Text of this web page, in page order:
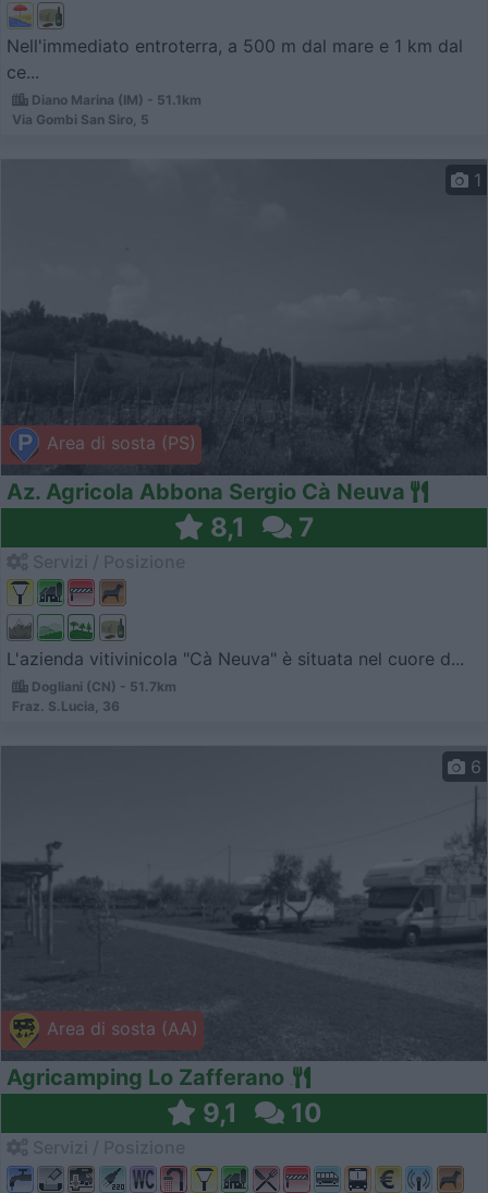
Nell'immediato entroterra, a 500 m dal mare e 1 km dal
ce...
Diano Marina (IM) - 51.1km
Via Gombi San Siro, 5
Area di sosta (PS)
1
Az. Agricola Abbona Sergio Cà Neuva
8,1 7
L'azienda vitivinicola "Cà Neuva" è situata nel cuore d...
Dogliani (CN) - 51.7km
Fraz. S.Lucia, 36
Area di sosta (AA)
6
Agricamping Lo Zafferano
9,1 10